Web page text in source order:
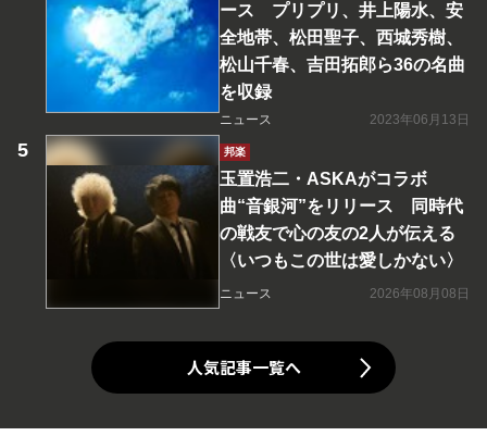
ース プリプリ、井上陽水、安
全地帯、松田聖子、西城秀樹、
松山千春、吉田拓郎ら36の名曲
を収録
ニュース 2023年06月13日
邦楽
玉置浩二・ASKAがコラボ
曲“音銀河”をリリース 同時代
の戦友で心の友の2人が伝える
〈いつもこの世は愛しかない〉
ニュース 2026年08月08日
人気記事一覧へ